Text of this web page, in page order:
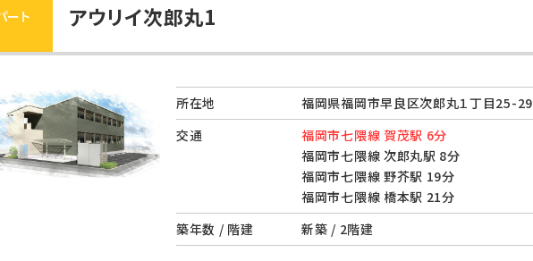
ート アウリイ次郎丸1
所在地
福岡県福岡市早良区次郎丸１丁目25-29
交通
福岡市七隈線 賀茂駅 6分
福岡市七隈線 次郎丸駅 8分
福岡市七隈線 野芥駅 19分
福岡市七隈線 橋本駅 21分
築年数 / 階建
新築 / 2階建